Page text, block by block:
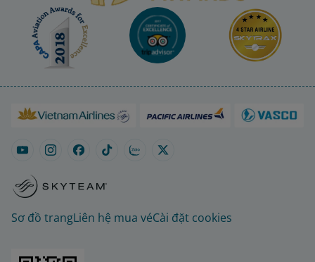
Sơ đồ trangLiên hệ mua véCài đặt cookies